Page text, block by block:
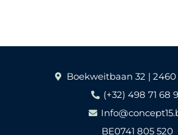
Boekweitbaan 32 |
(+32) 498 71 68
BE0741 805 520